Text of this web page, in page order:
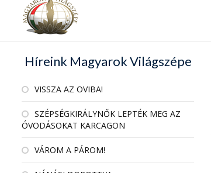
Híreink Magyarok Világszépe
VISSZA AZ OVIBA!
SZÉPSÉGKIRÁLYNŐK LEPTÉK MEG AZ
ÓVODÁSOKAT KARCAGON
VÁROM A PÁROM!